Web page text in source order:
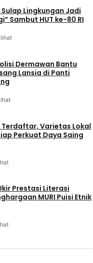
Lingkungan Jadi
Sambut HUT ke-80 RI
Dermawan Bantu
Lansia di Panti
Terdaftar, Varietas Lokal
Perkuat Daya Saing
Prestasi Literasi
MURI Puisi Etnik